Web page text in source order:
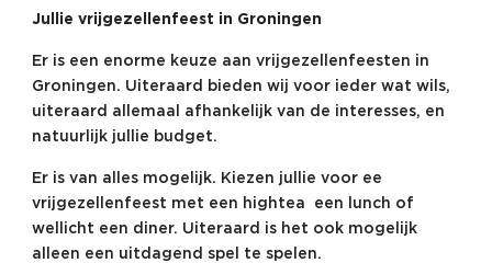
Jullie vrijgezellenfeest in Groningen
Er is een enorme keuze aan vrijgezellenfeesten in
Groningen. Uiteraard bieden wij voor ieder wat wils,
uiteraard allemaal afhankelijk van de interesses, en
natuurlijk jullie budget.
Er is van alles mogelijk. Kiezen jullie voor ee
vrijgezellenfeest met een hightea een lunch of
wellicht een diner. Uiteraard is het ook mogelijk
alleen een uitdagend spel te spelen.